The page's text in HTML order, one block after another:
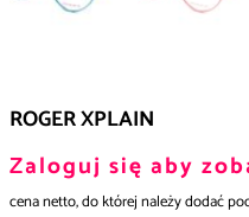
ROGER XPLAIN
Zaloguj się aby
cena netto, do której należy dodać